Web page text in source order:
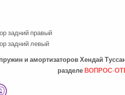
задний правый
задний левый
иамортизаторовХендай
разделе ВОПРОС-